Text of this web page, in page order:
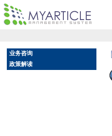
业务咨询
政策解读